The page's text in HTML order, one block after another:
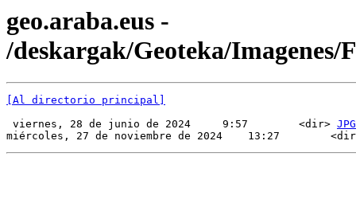
geo.araba.eus -
/deskargak/Geoteka/Imagenes/
[Al directorio principal]
viernes, 28 de junio de 2024     9:57        <dir> JPG
miércoles, 27 de noviembre de 2024    13:27